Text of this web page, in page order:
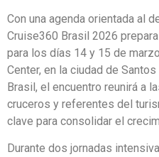
Con una agenda orientada al
Cruise360 Brasil 2026
para los días 14 y 15 de
Center, en la ciudad de
Brasil, el encuentro reunirá a
cruceros y referentes del
clave para consolidar el
Durante dos jornadas